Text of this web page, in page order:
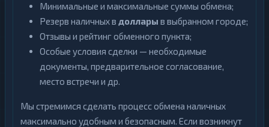
Минимальные и максимальные суммы обмена;
Резерв наличных в доллары в выбранном городе;
Отзывы и рейтинг обменного пункта;
Особые условия сделки — необходимые
документы, предварительное согласование,
место встречи и др.
Мы стремимся сделать процесс обмена наличных
максимально удобным и безопасным. Если возникнут